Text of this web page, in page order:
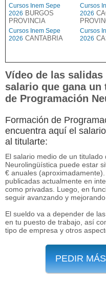
Cursos Inem Sepe
2026 BURGOS
PROVINCIA
Cursos
2026
Cursos Inem Sepe
2026 CANTABRIA
Cursos
2026
Vídeo de las
salario que gana
de Programación
Formación de
encuentra aquí el
al titularte:
El salario medio de un
Neurolingüística puede estar
€ anuales
publicadas actualmente en
como privadas. Luego, en
seguir avanzando y
El sueldo va a depender de
en tu puesto de trabajo, así
tipo de empresa y otros
PEDIR